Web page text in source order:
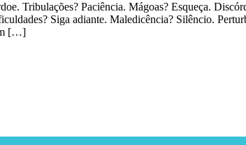
Tribulações? Paciência. Mágoas? Esqueça.
Siga adiante. Maledicência? Silêncio.
[…]